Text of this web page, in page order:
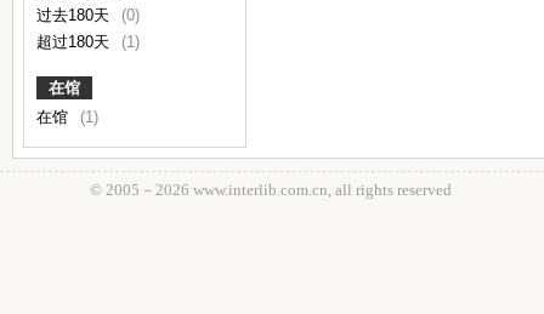
过去180天
(0)
超过180天
(1)
在馆
在馆
(1)
© 2005－ 2026 www.interlib.com.cn, all rights reserved